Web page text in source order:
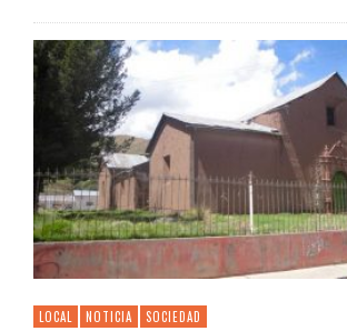
LOCAL NOTICIA SOCIEDAD